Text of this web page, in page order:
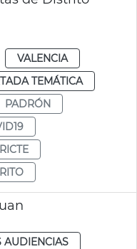
VALENCIA
TEMÁTICA
PADRÓN
AUDIENCIAS